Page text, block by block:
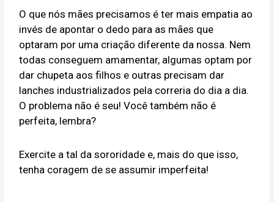
O que nós mães precisamos é ter mais empatia ao
invés de apontar o dedo para as mães que
optaram por uma criação diferente da nossa. Nem
todas conseguem amamentar, algumas optam por
dar chupeta aos filhos e outras precisam dar
lanches industrializados pela correria do dia a dia.
O problema não é seu! Você também não é
perfeita, lembra?
Exercite a tal da sororidade e, mais do que isso,
tenha coragem de se assumir imperfeita!